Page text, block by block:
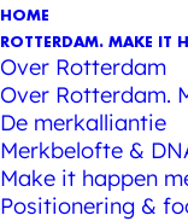
HOME
ROTTERDAM. MAKE IT
Over Rotterdam
Over Rotterdam.
De merkalliantie
Merkbelofte &
Make it happen
Positionering &